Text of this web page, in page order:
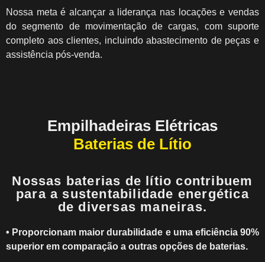
Nossa meta é alcançar a liderança nas locações e vendas
do segmento de movimentação de cargas, com suporte
completo aos clientes, incluindo abastecimento de peças e
assistência pós-venda.
Empilhadeiras Elétricas
Baterias de Lítio
Nossas baterias de lítio contribuem
para a sustentabilidade energética
de diversas maneiras.
• Proporcionam maior durabilidade e uma eficiência 90%
superior em comparação a outras opções de baterias.